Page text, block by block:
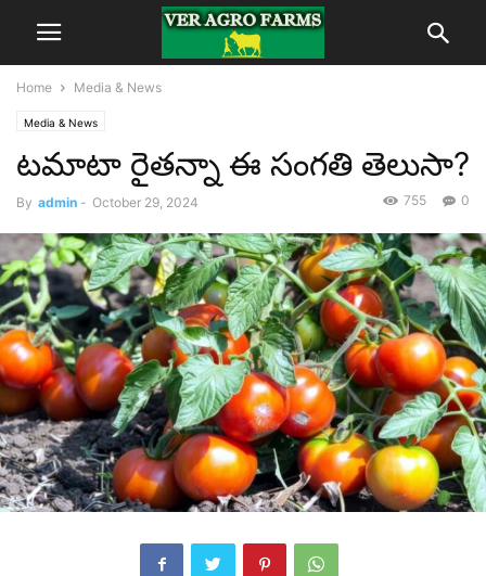
Home Media & News
Media & News
టమాటా రైతన్నా ఈ సంగతి తెలుసా?
By admin - October 29, 2024 0
755